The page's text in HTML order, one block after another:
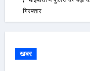
गिरफ्तार
खबर